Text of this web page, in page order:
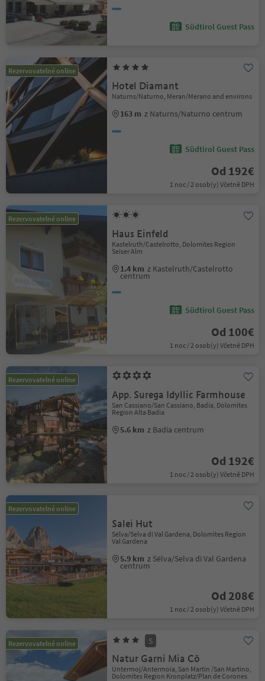
Südtirol Guest Pass
Rezervovatelné online
Hotel Diamant
Naturns/Naturno, Meran/Merano and environs
163 m z Naturns/Naturno centrum
Südtirol Guest Pass
Od 192€
1 noc / 2 osob(y) Včetně DPH
Rezervovatelné online
Haus Einfeld
Kastelruth/Castelrotto, Dolomites Region
Seiser Alm
1.4 km z Kastelruth/Castelrotto
centrum
Südtirol Guest Pass
Od 100€
1 noc / 2 osob(y) Včetně DPH
Rezervovatelné online
App. Surega Idyllic Farmhouse
San Cassiano/San Cassiano, Badia, Dolomites
Region Alta Badia
5.6 km z Badia centrum
Od 192€
1 noc / 2 osob(y) Včetně DPH
Rezervovatelné online
Salei Hut
Sëlva/Selva di Val Gardena, Dolomites Region
Val Gardena
5.9 km z Sëlva/Selva di Val Gardena
centrum
Od 208€
1 noc / 2 osob(y) Včetně DPH
Rezervovatelné online S
Natur Garni Mia Cô
Untermoj/Antermoia, San Martin /San Martino,
Dolomites Region Kronplatz/Plan de Corones